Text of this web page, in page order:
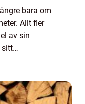
bara om
Allt fler
av sin
sitt